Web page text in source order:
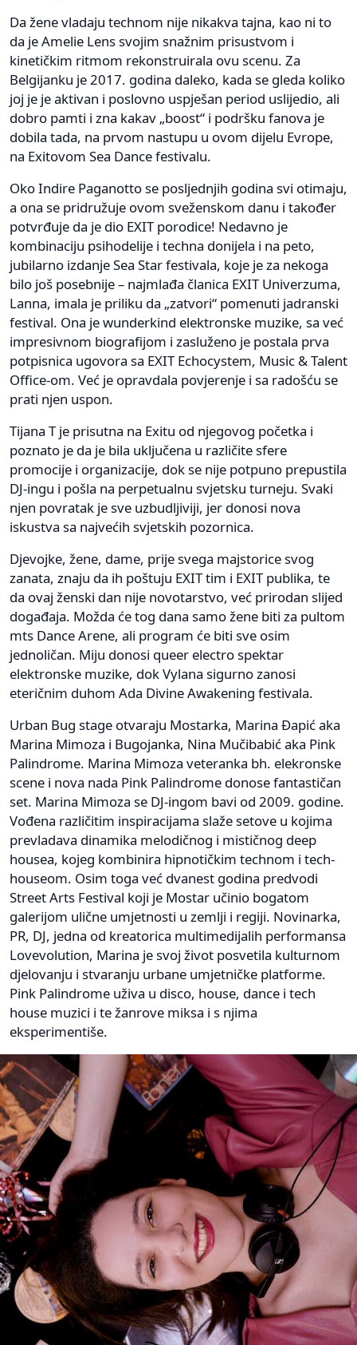
Da žene vladaju technom nije nikakva tajna, kao ni to
da je Amelie Lens svojim snažnim prisustvom i
kinetičkim ritmom rekonstruirala ovu scenu. Za
Belgijanku je 2017. godina daleko, kada se gleda koliko
joj je je aktivan i poslovno uspješan period uslijedio, ali
dobro pamti i zna kakav „boost“ i podršku fanova je
dobila tada, na prvom nastupu u ovom dijelu Evrope,
na Exitovom Sea Dance festivalu.
Oko Indire Paganotto se posljednjih godina svi otimaju,
a ona se pridružuje ovom sveženskom danu i također
potvrđuje da je dio EXIT porodice! Nedavno je
kombinaciju psihodelije i techna donijela i na peto,
jubilarno izdanje Sea Star festivala, koje je za nekoga
bilo još posebnije – najmlađa članica EXIT Univerzuma,
Lanna, imala je priliku da „zatvori“ pomenuti jadranski
festival. Ona je wunderkind elektronske muzike, sa već
impresivnom biografijom i zasluženo je postala prva
potpisnica ugovora sa EXIT Echocystem, Music & Talent
Office-om. Već je opravdala povjerenje i sa radošću se
prati njen uspon.
Tijana T je prisutna na Exitu od njegovog početka i
poznato je da je bila uključena u različite sfere
promocije i organizacije, dok se nije potpuno prepustila
DJ-ingu i pošla na perpetualnu svjetsku turneju. Svaki
njen povratak je sve uzbudljiviji, jer donosi nova
iskustva sa najvećih svjetskih pozornica.
Djevojke, žene, dame, prije svega majstorice svog
zanata, znaju da ih poštuju EXIT tim i EXIT publika, te
da ovaj ženski dan nije novotarstvo, već prirodan slijed
događaja. Možda će tog dana samo žene biti za pultom
mts Dance Arene, ali program će biti sve osim
jednoličan. Miju donosi queer electro spektar
elektronske muzike, dok Vylana sigurno zanosi
eteričnim duhom Ada Divine Awakening festivala.
Urban Bug stage otvaraju Mostarka, Marina Đapić aka
Marina Mimoza i Bugojanka, Nina Mučibabić aka Pink
Palindrome. Marina Mimoza veteranka bh. elekronske
scene i nova nada Pink Palindrome donose fantastičan
set. Marina Mimoza se DJ-ingom bavi od 2009. godine.
Vođena različitim inspiracijama slaže setove u kojima
prevladava dinamika melodičnog i mističnog deep
housea, kojeg kombinira hipnotičkim technom i tech-
houseom. Osim toga već dvanest godina predvodi
Street Arts Festival koji je Mostar učinio bogatom
galerijom ulične umjetnosti u zemlji i regiji. Novinarka,
PR, DJ, jedna od kreatorica multimedijalih performansa
Lovevolution, Marina je svoj život posvetila kulturnom
djelovanju i stvaranju urbane umjetničke platforme.
Pink Palindrome uživa u disco, house, dance i tech
house muzici i te žanrove miksa i s njima
eksperimentiše.